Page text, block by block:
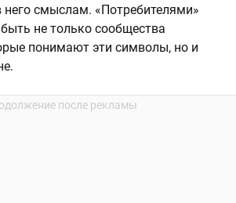
смыслам. «Потребителями»
не только сообщества
понимают эти символы, но и